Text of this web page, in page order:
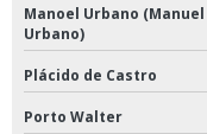
Manoel Urbano (Manuel
Urbano)
Plácido de Castro
Porto Walter